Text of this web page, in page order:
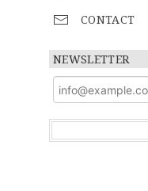
CONTACT
NEWSLETTER